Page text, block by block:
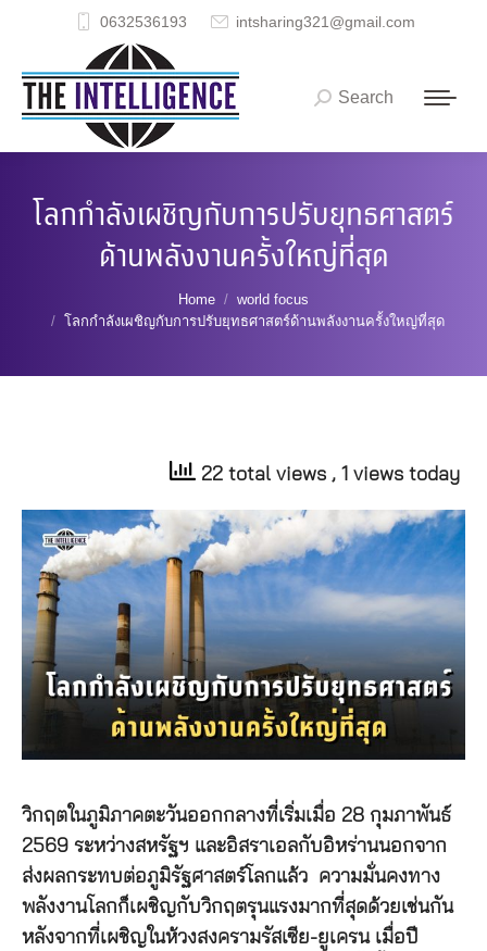
0632536193 intsharing321@gmail.com
Search:
Search
โลกกำลังเผชิญกับการปรับยุทธศาสตร์
ด้านพลังงานครั้งใหญ่ที่สุด
Home
world focus
โลกกำลังเผชิญกับการปรับยุทธศาสตร์ด้านพลังงานครั้งใหญ่ที่สุด
22 total views , 1 views today
วิกฤตในภูมิภาคตะวันออกกลางที่เริ่มเมื่อ 28 กุมภาพันธ์
2569 ระหว่างสหรัฐฯ และอิสราเอลกับอิหร่านนอกจาก
ส่งผลกระทบต่อภูมิรัฐศาสตร์โลกแล้ว ความมั่นคงทาง
พลังงานโลกก็เผชิญกับวิกฤตรุนแรงมากที่สุดด้วยเช่นกัน
หลังจากที่เผชิญในห้วงสงครามรัสเซีย-ยูเครน เมื่อปี